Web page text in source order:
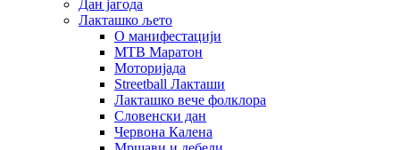
Дан јагода
Лакташко љето
О манифестацији
MTB Маратон
Моторијада
Streetball Лакташи
Лакташко вече фолклора
Словенски дан
Червона Калена